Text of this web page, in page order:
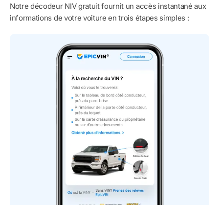
Notre décodeur NIV gratuit fournit un accès instantané aux
informations de votre voiture en trois étapes simples :